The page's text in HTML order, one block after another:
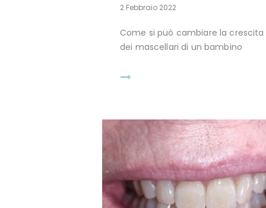
2 Febbraio 2022
Come si può cambiare la crescita
dei mascellari di un bambino